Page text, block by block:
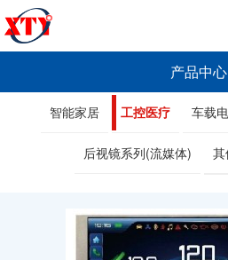
产品中心
智能家居 工控医疗 车载
后视镜系列(流媒体) 其